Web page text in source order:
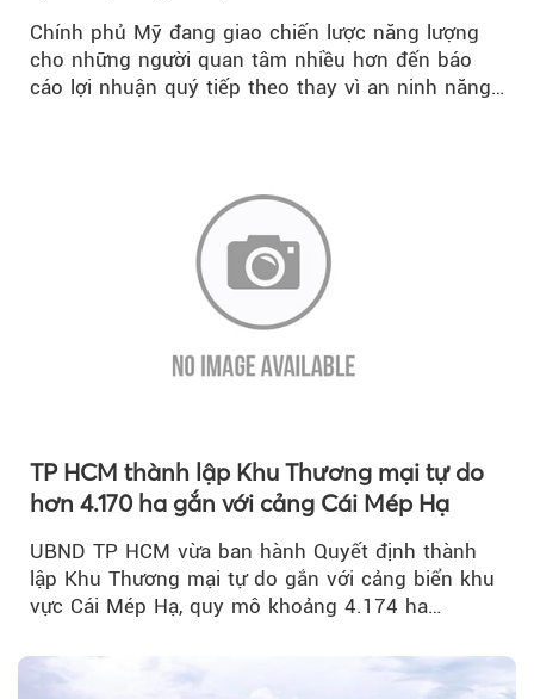
Chính phủ Mỹ đang giao chiến lược năng lượng
cho những người quan tâm nhiều hơn đến báo
cáo lợi nhuận quý tiếp theo thay vì an ninh năng
TP HCM thành lập Khu Thương mại tự do
hơn 4.170 ha gắn với cảng Cái Mép Hạ
UBND TP HCM vừa ban hành Quyết định thành
lập Khu Thương mại tự do gắn với cảng biển khu
vực Cái Mép Hạ, quy mô khoảng 4.174 ha…